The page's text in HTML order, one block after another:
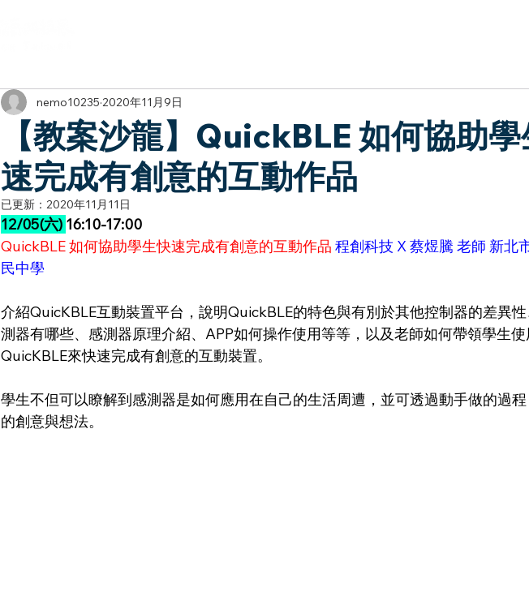
【教案沙龍】QuickBLE 如何協助
速完成有創意的互動作品
nemo10235 2020年11月9日
已更新： 2020年11月11日
12/05(六) 16:10-17:00
QuickBLE 如何協助學生快速完成有創意的互動作品 程創科技 X 蔡煜騰 老師 新北
民中學
介紹QuicKBLE互動裝置平台，說明QuickBLE的特色與有別於其他控制器的差異
測器有哪些、感測器原理介紹、APP如何操作使用等等，以及老師如何帶領學生使
QuicKBLE來快速完成有創意的互動裝置。
學生不但可以瞭解到感測器是如何應用在自己的生活周遭，並可透過動手做的過
的創意與想法。